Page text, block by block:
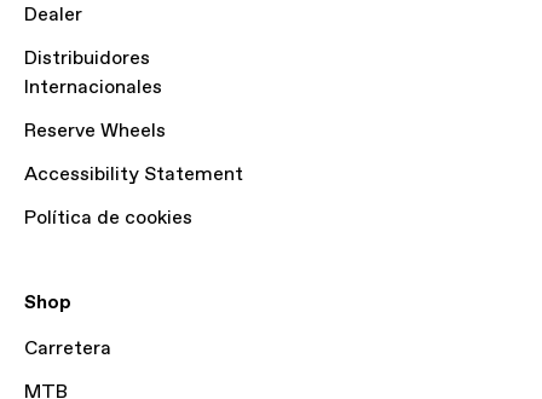
Dealer
Distribuidores
Internacionales
Reserve Wheels
Accessibility Statement
Política de cookies
Shop
Carretera
MTB